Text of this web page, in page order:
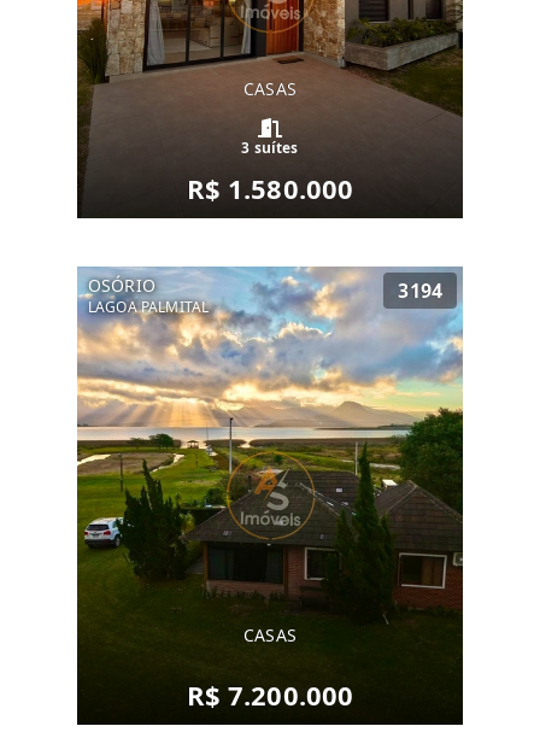
CASAS
3 suítes
R$ 1.580.000
OSÓRIO
LAGOA PALMITAL
3194
CASAS
R$ 7.200.000